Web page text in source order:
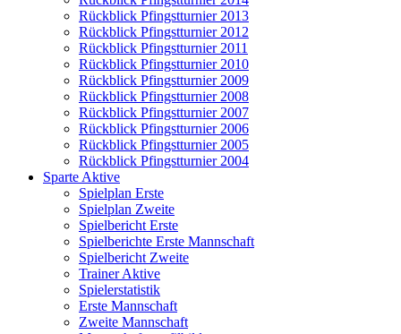
Rückblick Pfingstturnier 2013
Rückblick Pfingstturnier 2012
Rückblick Pfingstturnier 2011
Rückblick Pfingstturnier 2010
Rückblick Pfingstturnier 2009
Rückblick Pfingstturnier 2008
Rückblick Pfingstturnier 2007
Rückblick Pfingstturnier 2006
Rückblick Pfingstturnier 2005
Rückblick Pfingstturnier 2004
Sparte Aktive
Spielplan Erste
Spielplan Zweite
Spielbericht Erste
Spielberichte Erste Mannschaft
Spielbericht Zweite
Trainer Aktive
Spielerstatistik
Erste Mannschaft
Zweite Mannschaft